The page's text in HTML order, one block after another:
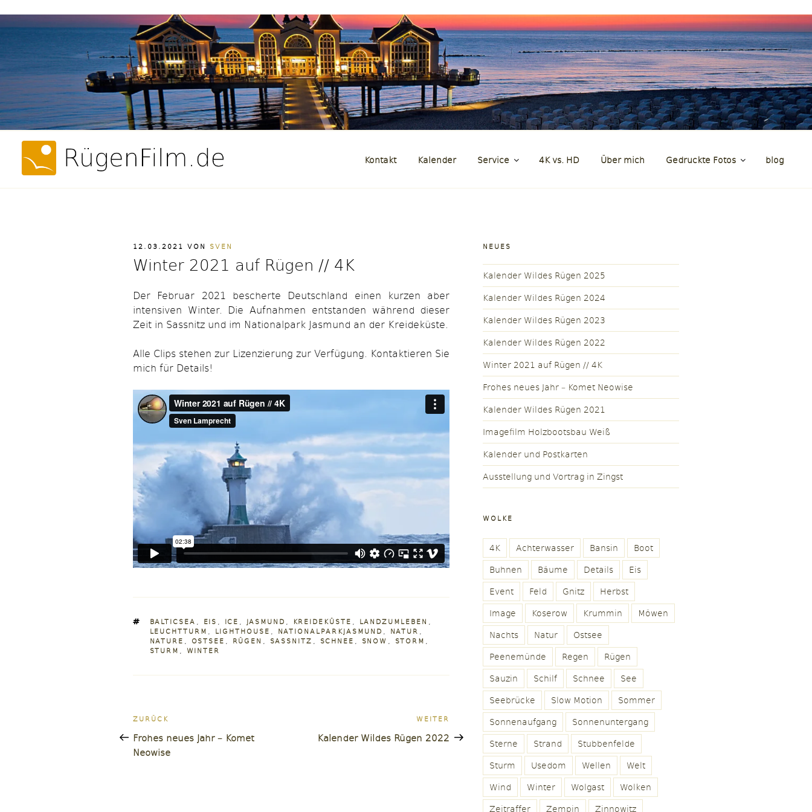
Weiter
Filme, Videos und Zeitraffer der Insel Rügen
Kontakt Kalender Service 4K vs. HD Über mich Gedruckte Fotos blog
VERÖFFENTLICHT
12.03.2021 VON SVEN
Winter 2021 auf Rügen // 4K
Der Februar 2021 bescherte Deutschland einen kurzen aber
intensiven Winter. Die Aufnahmen entstanden während dieser
Zeit in Sassnitz und im Nationalpark Jasmund an der Kreideküste.
Alle Clips stehen zur Lizenzierung zur Verfügung. Kontaktieren Sie
mich für Details!
SCHLAGWÖRTER
BALTICSEA , EIS , ICE , JASMUND , KREIDEKÜSTE , LANDZUMLEBEN ,
LEUCHTTURM , LIGHTHOUSE , NATIONALPARKJASMUND , NATUR ,
NATURE , OSTSEE , RÜGEN , SASSNITZ , SCHNEE , SNOW , STORM ,
STURM , WINTER
Beitragsnavigation
Vorheriger
Beitrag
ZURÜCK
Frohes neues Jahr – Komet
Neowise
Nächster
Beitrag
WEITER
Kalender Wildes Rügen 2022
NEUES
Kalender Wildes Rügen 2025
Kalender Wildes Rügen 2024
Kalender Wildes Rügen 2023
Kalender Wildes Rügen 2022
Winter 2021 auf Rügen // 4K
Frohes neues Jahr – Komet Neowise
Kalender Wildes Rügen 2021
Imagefilm Holzbootsbau Weiß
Kalender und Postkarten
Ausstellung und Vortrag in Zingst
WOLKE
4K Achterwasser Bansin
Boot
Buhnen
Bäume Details
Eis
Event
Feld Gnitz
Herbst
Image
Koserow Krummin
Möwen
Nachts
Natur
Ostsee
Peenemünde
Regen
Rügen
Sauzin
Schilf Schnee
See
Seebrücke
Slow Motion
Sommer
Sonnenaufgang
Sonnenuntergang
Sterne
Strand
Stubbenfelde
Sturm
Usedom Wellen
Welt
Wind
Winter Wolgast
Wolken
Zeitraffer
Zempin Zinnowitz